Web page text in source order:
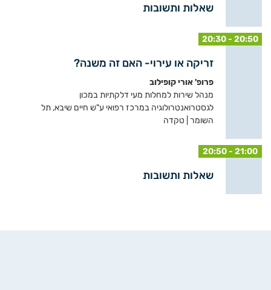
שאלות ותשובות
20:30 - 20:50
זריקה או עירוי- האם זה משנה?
פרופ' אורי קופילוב
מנהל שירות למחלות מעי דלקתיות במכון
לגסטרואנטרולוגיה במרכז רפואי ע"ש חיים שיבא, תל
השומר | טקדה
20:50 - 21:00
שאלות ותשובות